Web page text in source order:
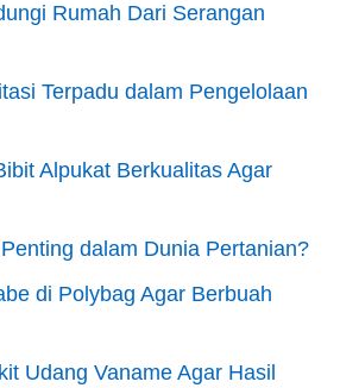
Rumah Dari Serangan
Terpadu dalam Pengelolaan
Alpukat Berkualitas Agar
dalam Dunia Pertanian?
di Polybag Agar Berbuah
Udang Vaname Agar Hasil